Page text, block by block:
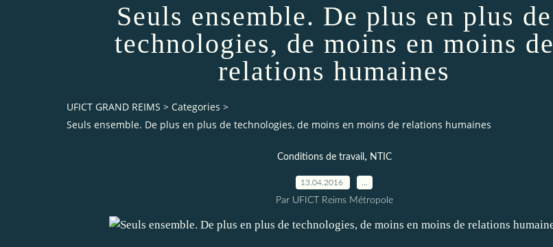
Seuls ensemble. De plus en plus de
technologies, de moins en moins de
relations humaines
UFICT GRAND REIMS > Categories >
Seuls ensemble. De plus en plus de technologies, de moins en moins de relations humaines
Conditions de travail, NTIC
13.04.2016
Par UFICT Reims Métropole